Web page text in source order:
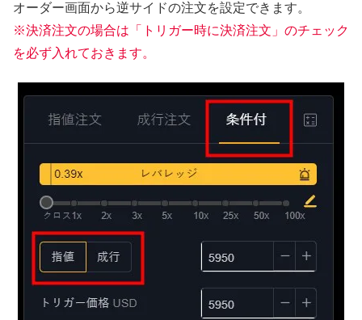
オーダー画面から逆サイドの注文を設定できます。
※決済注文の場合は「トリガー時に決済注文」のチェック
を必ず入れておきます。